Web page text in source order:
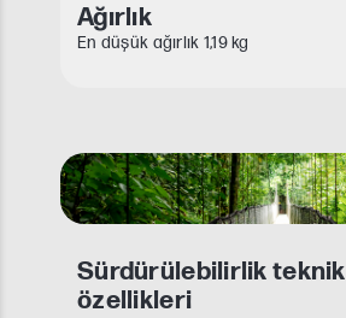
Ağırlık
En düşük ağırlık 1,19 kg
Sürdürülebilirlik teknik
özellikleri